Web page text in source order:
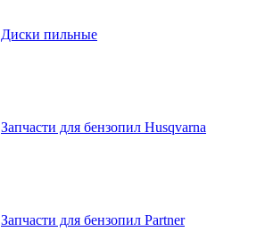
Диски пильные
Запчасти для бензопил Husqvarna
Запчасти для бензопил Partner